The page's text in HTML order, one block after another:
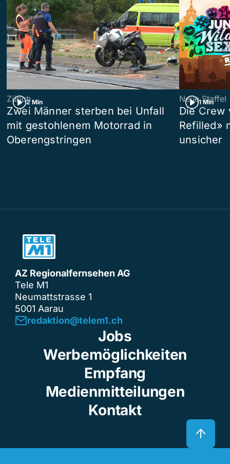
2 Min
Zürich
Zwei Männer sterben bei Unfall
mit gestohlenem Motorrad in
Oberengstringen
1 Min
Neue Staffel
Die Crew
Refilled»
unsicher
AZ Regionalfernsehen AG
Tele M1
Neumattstrasse 1
5001 Aarau
redaktion@telem1.ch
Jobs
Werbemöglichkeiten
Empfang
Medienmitteilungen
Kontakt